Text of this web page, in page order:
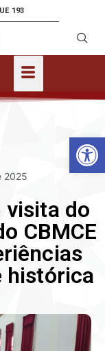
193
2025
visita do
CBMCE
histórica